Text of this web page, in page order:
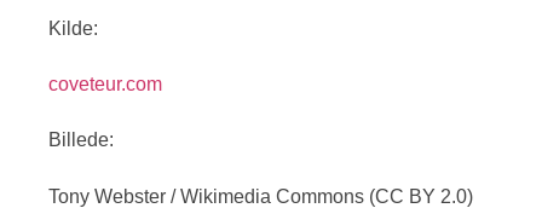
Kilde:
coveteur.com
Billede:
Tony Webster / Wikimedia Commons (CC BY 2.0)